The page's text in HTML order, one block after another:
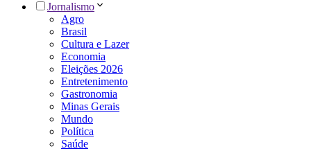
Jornalismo
Agro
Brasil
Cultura e Lazer
Economia
Eleições 2026
Entretenimento
Gastronomia
Minas Gerais
Mundo
Política
Saúde